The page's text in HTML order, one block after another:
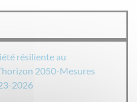
résiliente au
2050-Mesures
2026